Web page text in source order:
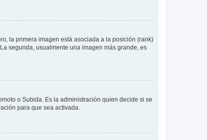
la primera imagen está asociada a la posición (rank)
segunda, usualmente una imagen más grande, es
o Subida. Es la administración quien decide si se
para que sea activada.